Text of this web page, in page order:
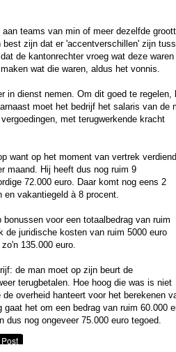
teams van min of meer dezelfde
zijn dat er 'accentverschillen' zijn
de kantonrechter vroeg wat deze waren
wat die waren, aldus het vonnis.
in dienst nemen. Om dit goed te regelen,
moet het bedrijf het salaris van de
met terugwerkende kracht
want op het moment van vertrek
maand. Hij heeft dus nog ruim 9
72.000 euro. Daar komt nog eens 2
en vakantiegeld à 8 procent.
voor een totaalbedrag van ruim
de juridische kosten van ruim 5000 euro
135.000 euro.
de man moet op zijn beurt de
terugbetalen. Hoe hoog die was is niet
overheid hanteert voor het berekenen
gaat het om een bedrag van ruim 60.000
dus nog ongeveer 75.000 euro tegoed.